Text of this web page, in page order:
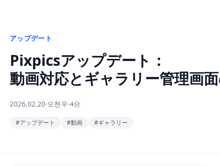
アップデート
Pixpicsアップデート：
動画対応とギャラリー管理画
2026.02.20 오현우 4分
#アップデート #動画 #ギャラリー